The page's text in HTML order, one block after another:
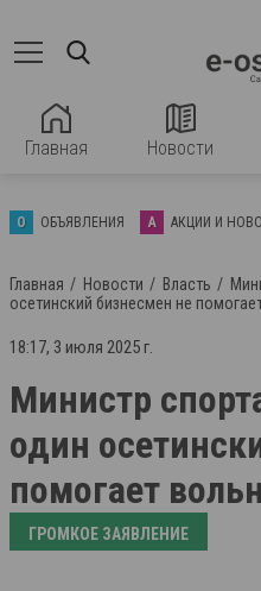
Главная Новости
О ОБЪЯВЛЕНИЯ А АКЦИИ И
Главная Новости Власть
осетинский бизнесмен не
18:17, 3 июля 2025 г.
Министр
один
помогает
ГРОМКОЕ ЗАЯВЛЕНИЕ